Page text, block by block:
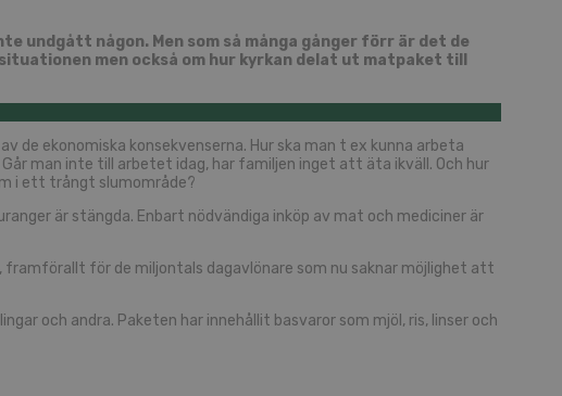
någon. Men som så många gånger förr är det de
men också om hur kyrkan delat ut matpaket till
de ekonomiska konsekvenserna. Hur ska man t ex kunna arbeta
man inte till arbetet idag, har familjen inget att äta ikväll. Och hur
i ett trångt slumområde?
är stängda. Enbart nödvändiga inköp av mat och mediciner är
för de miljontals dagavlönare som nu saknar möjlighet att
och andra. Paketen har innehållit basvaror som mjöl, ris, linser och